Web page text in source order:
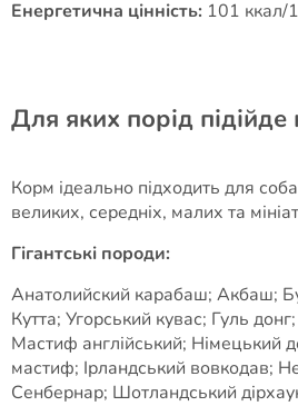
Енергетична цінність: 101 ккал/
Для яких порід підійде
Корм ідеально підходить для
великих, середніх, малих та
Гігантські породи:
Анатолийский карабаш; Акбаш;
Кутта; Угорський кувас; Гуль
Мастиф англійський; Німецький
мастиф; Ірландський вовкодав;
Сенбернар; Шотландський